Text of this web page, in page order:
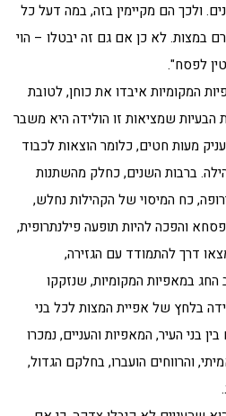
ולכך הם מקיימין בזה, במה דעל כל
במצות. לא כן אם גם זה יבטלו – הוי
לפסח".
המקומיות איבדו את כוחן, לטובת
שמציאות זו הולידה היא משבר
מעות חטים, כלומר הוצאות לכבוד
ברבות השנים, כחלק מהשתנות
כח המיסוי של הקהילות נחלש,
והפכה להיות תופעה פילנתרופית,
דרך להתמודד עם הגזירה,
במאפיות המקומיות, שנזקקו
בלחץ של אפיית המצות לכל בני
בני העיר, המאפיות והעניים, נמכרו
והרווחים הועברו, בחלקם הגדול,